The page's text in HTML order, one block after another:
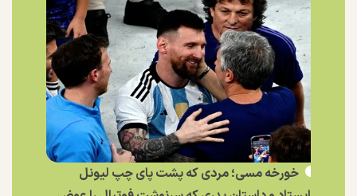
خورخه مسی؛ مردی که پشت پای چپ لیونل